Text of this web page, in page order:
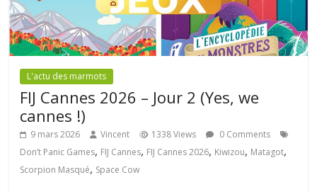
L'actu des marmots
FIJ Cannes 2026 – Jour 2 (Yes, we
cannes !)
9 mars 2026 Vincent 1338 Views
0 Comments
Don’t Panic Games, FIJ Cannes, FIJ Cannes 2026, Kiwizou, Matagot,
Scorpion Masqué, Space Cow